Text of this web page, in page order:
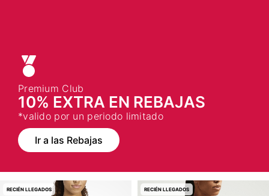
Premium Club
10% EXTRA EN REBAJAS
*valido por un periodo limitado
Ir a las Rebajas
RECIÉN LLEGADOS RECIÉN LLEGADOS